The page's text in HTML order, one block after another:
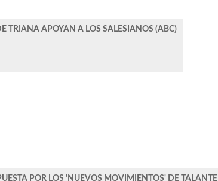
TRIANA APOYAN A LOS SALESIANOS (ABC)
POR LOS 'NUEVOS MOVIMIENTOS' DE TALANTE